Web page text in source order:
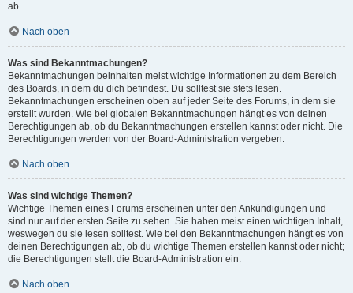
ab.
Nach oben
Was sind Bekanntmachungen?
Bekanntmachungen beinhalten meist wichtige Informationen zu dem Bereich
des Boards, in dem du dich befindest. Du solltest sie stets lesen.
Bekanntmachungen erscheinen oben auf jeder Seite des Forums, in dem sie
erstellt wurden. Wie bei globalen Bekanntmachungen hängt es von deinen
Berechtigungen ab, ob du Bekanntmachungen erstellen kannst oder nicht. Die
Berechtigungen werden von der Board-Administration vergeben.
Nach oben
Was sind wichtige Themen?
Wichtige Themen eines Forums erscheinen unter den Ankündigungen und
sind nur auf der ersten Seite zu sehen. Sie haben meist einen wichtigen Inhalt,
weswegen du sie lesen solltest. Wie bei den Bekanntmachungen hängt es von
deinen Berechtigungen ab, ob du wichtige Themen erstellen kannst oder nicht;
die Berechtigungen stellt die Board-Administration ein.
Nach oben